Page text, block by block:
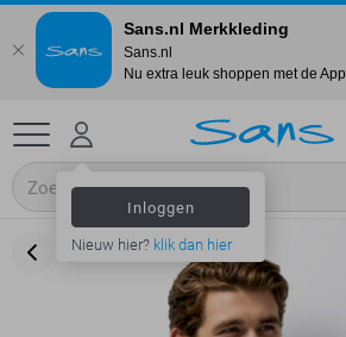
Inloggen
Nieuw hier? klik dan hier
Sans.nl Merkkleding
Sans.nl
Nu extra leuk shoppen met de App.